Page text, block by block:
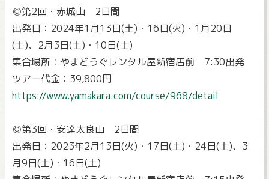
◎第2回・赤城山 2日間
出発日：2024年1月13日(土)・16日(火)・1月20日
(土)、2月3日(土)・10日(土)
集合場所：やまどうぐレンタル屋新宿店前 7:30出発
ツアー代金：39,800円
https://www.yamakara.com/course/968/detail
◎第3回・安達太良山 2日間
出発日：2023年2月13日(火)・17日(土)・24日(土)、3
月9日(土)・16日(土)